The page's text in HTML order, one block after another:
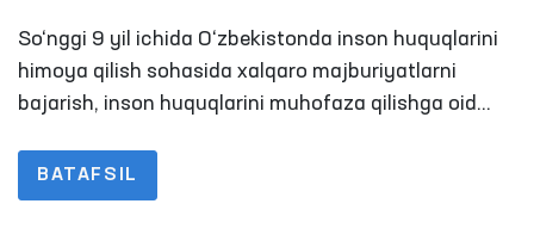
mahbuslar huquqlarini ta’minlash
So‘nggi 9 yil ichida O‘zbekistonda inson huquqlarini
himoya qilish sohasida xalqaro majburiyatlarni
bajarish, inson huquqlarini muhofaza qilishga oid
mustahkamlash, xalqaro standartlarni milliy
qonunchilikka implementatsiya qilish hamda inson
BATAFSIL